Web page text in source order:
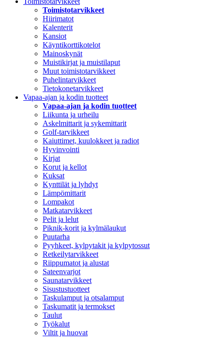
Toimistotarvikkeet
Hiirimatot
Kalenterit
Kansiot
Käyntikorttikotelot
Mainoskynät
Muistikirjat ja muistilaput
Muut toimistotarvikkeet
Puhelintarvikkeet
Tietokonetarvikkeet
Vapaa-ajan ja kodin tuotteet
Vapaa-ajan ja kodin tuotteet
Liikunta ja urheilu
Askelmittarit ja sykemittarit
Golf-tarvikkeet
Kaiuttimet, kuulokkeet ja radiot
Hyvinvointi
Kirjat
Korut ja kellot
Kuksat
Kynttilät ja lyhdyt
Lämpömittarit
Lompakot
Matkatarvikkeet
Pelit ja lelut
Piknik-korit ja kylmälaukut
Puutarha
Pyyhkeet, kylpytakit ja kylpytossut
Retkeilytarvikkeet
Riippumatot ja alustat
Sateenvarjot
Saunatarvikkeet
Sisustustuotteet
Taskulamput ja otsalamput
Taskumatit ja termokset
Taulut
Työkalut
Viltit ja huovat